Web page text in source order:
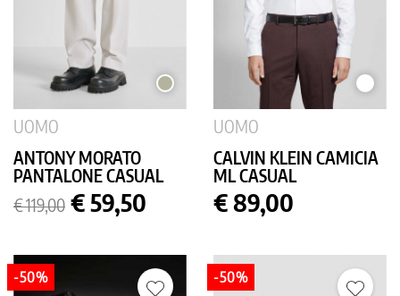
MASTICE
UOMO
ANTONY MORATO
PANTALONE CASUAL
Prezzo
base
€ 119,00 Prezzo
€ 59,50
UOMO
CALVIN KLEIN CAMICIA
ML CASUAL
Prezzo
€ 89,00
-50% -50%